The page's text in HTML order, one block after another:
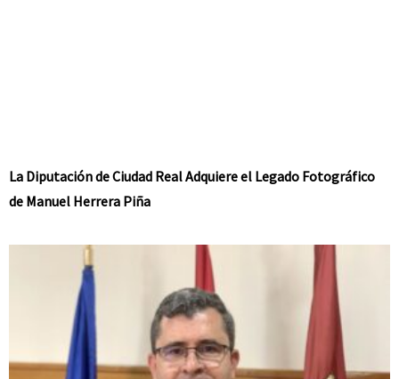
La Diputación de Ciudad Real Adquiere el Legado Fotográfico
de Manuel Herrera Piña